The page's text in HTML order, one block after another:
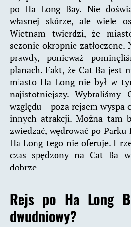
po Ha Long Bay. Nie
własnej skórze, ale wiele
Wietnam twierdzi, że
sezonie okropnie
prawdy, ponieważ
planach. Fakt, że Cat Ba jest
miasto Ha Long nie był w
najistotniejszy. Wybraliśmy
względu – poza rejsem wyspa
innych atrakcji. Można tam
zwiedzać, wędrować po
Ha Long tego nie oferuje. I
czas spędzony na Cat Ba
dobrze.
Rejs po Ha Long
dwudniowy?